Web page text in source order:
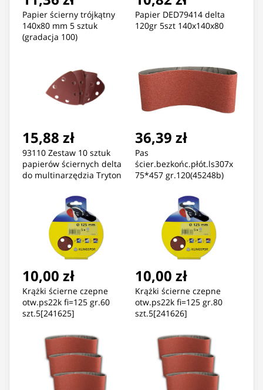
Papier ścierny trójkątny
140x80 mm 5 sztuk
(gradacja 100)
Papier DED79414 delta
120gr 5szt 140x140x80
15,88 zł
93110 Zestaw 10 sztuk
papierów ściernych delta
do multinarzędzia Tryton
36,39 zł
Pas
ścier.bezkońc.płót.ls307x
75*457 gr.120(45248b)
10,00 zł
Krążki ścierne czepne
otw.ps22k fi=125 gr.60
szt.5[241625]
10,00 zł
Krążki ścierne czepne
otw.ps22k fi=125 gr.80
szt.5[241626]